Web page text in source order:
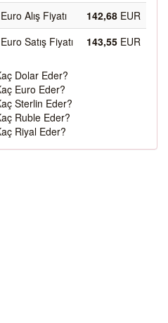
Alış Fiyatı 142,68 EUR
Satış Fiyatı
143,55 EUR
Dolar Eder?
Euro Eder?
Sterlin Eder?
Ruble Eder?
Riyal Eder?